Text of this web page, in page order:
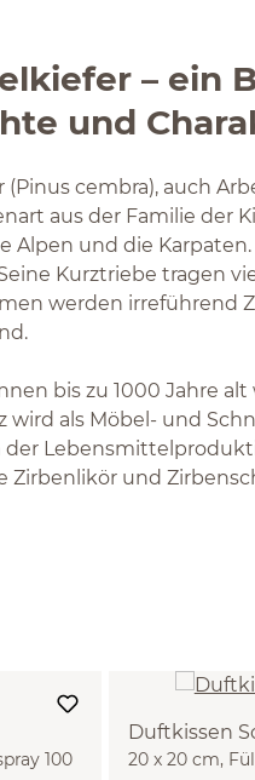
– ein
und
(Pinus cembra), auch
aus der Familie der
Alpen und die
Kurztriebe tragen
werden irreführend
bis zu 1000 Jahre
wird als Möbel- und
der
Zirbenlikör und
100
Duftkissen
20 x 20 cm,